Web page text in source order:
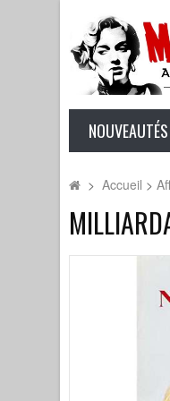
NOUVEAUTÉS
> Accueil >